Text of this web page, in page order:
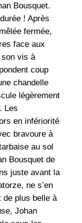
Bousquet.
! Après
fermée,
face aux
vis à
coup
chandelle
légèrement
Les
en infériorité
bravoure à
au sol
Bousquet de
juste avant la
ne s’en
de plus belle à
Johan